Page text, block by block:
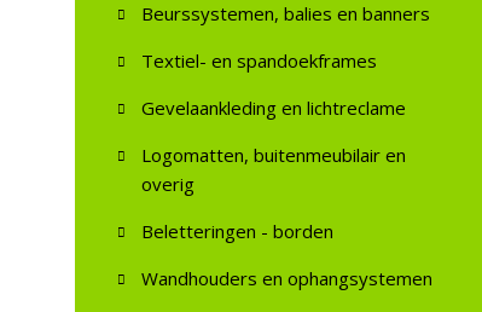
Beurssystemen, balies en banners
Textiel- en spandoekframes
Gevelaankleding en lichtreclame
Logomatten, buitenmeubilair en
overig
Beletteringen - borden
Wandhouders en ophangsystemen